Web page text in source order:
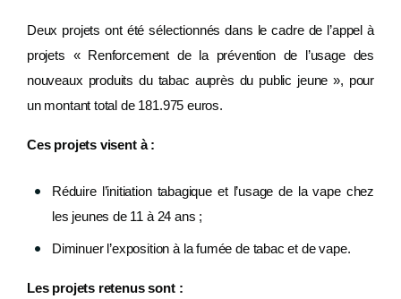
Deux projets ont été sélectionnés dans le cadre de l’appel à
projets « Renforcement de la prévention de l’usage des
nouveaux produits du tabac auprès du public jeune », pour
un montant total de 181.975 euros.
Ces projets visent à :
Réduire l’initiation tabagique et l’usage de la vape chez
les jeunes de 11 à 24 ans ;
Diminuer l’exposition à la fumée de tabac et de vape.
Les projets retenus sont :